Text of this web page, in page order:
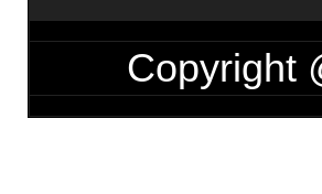
Copyright